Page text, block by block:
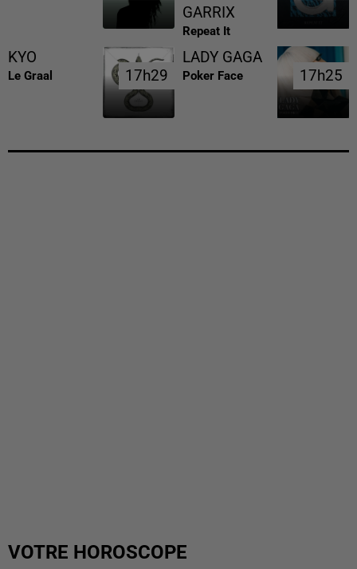
GARRIX
Repeat It
KYO
Le Graal 17h29
17h29
LADY GAGA
Poker Face 17h25
17h25
VOTRE HOROSCOPE